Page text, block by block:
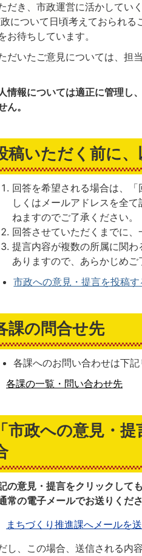
だき、市政運営に活かしてい
について日頃考えておられる
お待ちしています。
だいたご意見については、担
情報については適正に管理し
ん。
稿いただく前に、
回答を希望される場合は、
しくはメールアドレスを全
ねますのでご了承ください。
回答させていただくまでに、
提言内容が複数の所属に関
ありますので、あらかじめご
市政への意見・提言を投稿す
課の問合せ先
各課へのお問い合わせは下記
各課の一覧・問い合わせ先
「市政への意見・
の意見・提言をクリックして
常の電子メールでお送りくださ
まちづくり推進課へメールを
し、この場合、送信される内